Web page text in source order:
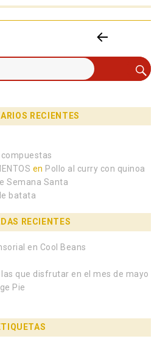
PÁGIN
A
ANTE
RECIENTES
en Pollo al curry con quinoa
Semana Santa
batata
RECIENTES
en Cool Beans
que disfrutar en el mes de mayo
Pie